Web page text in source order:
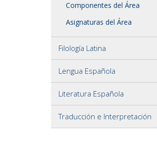
Componentes del Área
Asignaturas del Área
Filología Latina
Lengua Española
Literatura Española
Traducción e Interpretación